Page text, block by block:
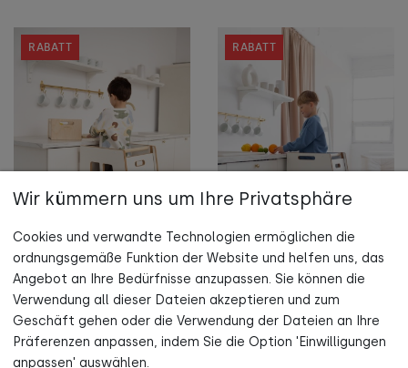
RABATT
120,00 € 108,00 €
EXTRA SAFE - Montessori
RABATT
130,00 € 117,00 €
NOWAY - Montessori
Wir kümmern uns um Ihre Privatsphäre
Cookies und verwandte Technologien ermöglichen die
ordnungsgemäße Funktion der Website und helfen uns, das
Angebot an Ihre Bedürfnisse anzupassen. Sie können die
Verwendung all dieser Dateien akzeptieren und zum
Geschäft gehen oder die Verwendung der Dateien an Ihre
Präferenzen anpassen, indem Sie die Option 'Einwilligungen
anpassen' auswählen.
Jetzt Newsletter abonnieren und
5 % Rabatt auf deine erste Bestellung sichern!